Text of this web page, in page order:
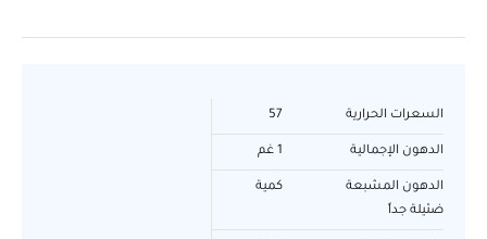
السعرات الحرارية 57
الدهون الإجمالية 1 غم
الدهون المشبعة
كمية
ضئيلة جداً